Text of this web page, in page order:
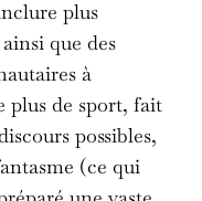
plus
que des
à
plus de sport, fait
possibles,
(ce qui